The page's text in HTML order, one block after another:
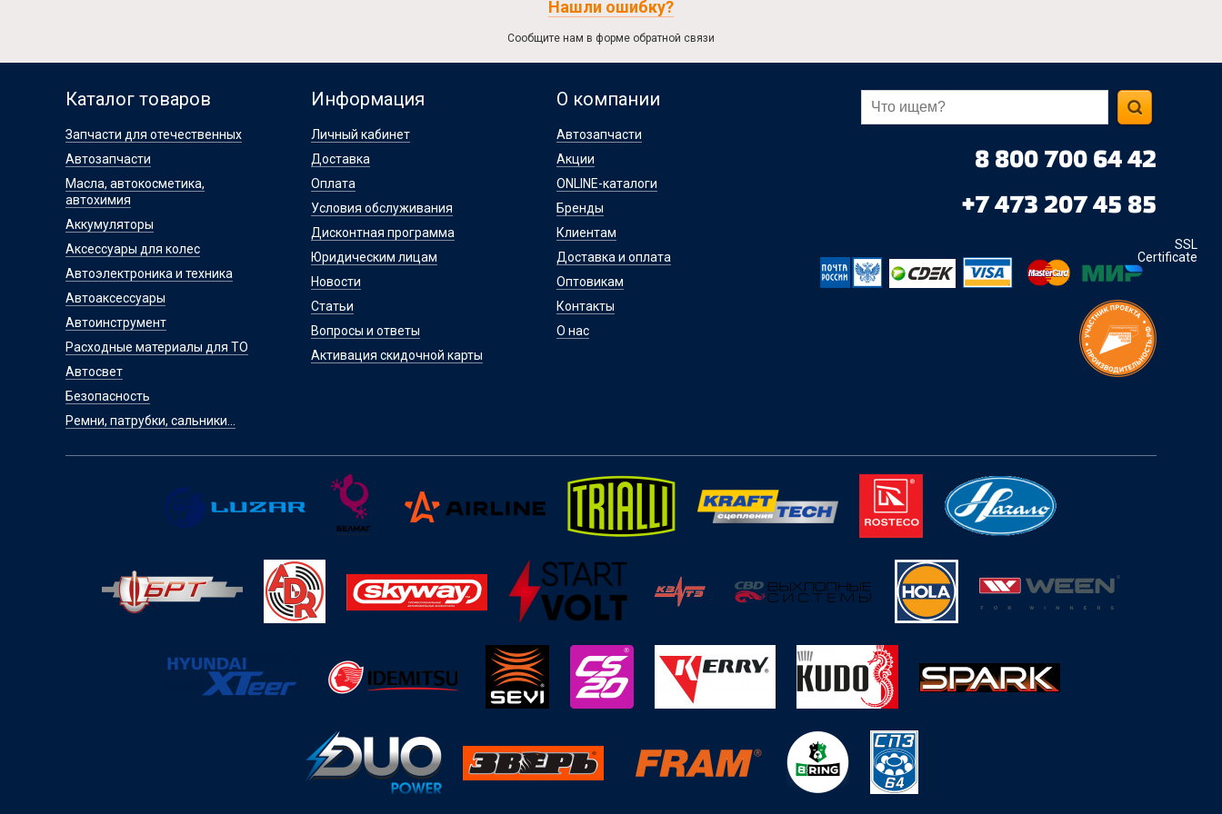
Нашли ошибку?
Сообщите нам в форме обратной связи
Каталог товаров
Запчасти для отечественных
Автозапчасти
Масла, автокосметика,
автохимия
Аккумуляторы
Аксессуары для колес
Автоэлектроника и техника
Автоаксессуары
Автоинструмент
Расходные материалы для ТО
Автосвет
Безопасность
Ремни, патрубки, сальники...
Информация
Личный кабинет
Доставка
Оплата
Условия обслуживания
Дисконтная программа
Юридическим лицам
Новости
Статьи
Вопросы и ответы
Активация скидочной карты
О компании
Автозапчасти
Акции
ONLINE-каталоги
Бренды
Клиентам
Доставка и оплата
Оптовикам
Контакты
О нас
8 800 700 64 42
+7 473 207 45 85
SSL
Certificate